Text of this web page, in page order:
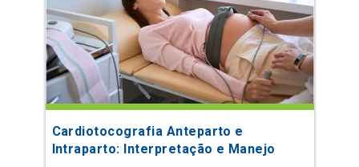
Cardiotocografia Anteparto e
Intraparto: Interpretação e Manejo